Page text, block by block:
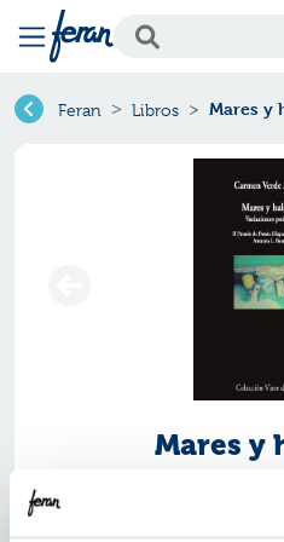
Feran Libros Mares y
Mares y
Ref.